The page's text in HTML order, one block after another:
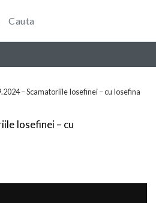
– Scamatoriile Iosefinei – cu Iosefina
Iosefinei – cu